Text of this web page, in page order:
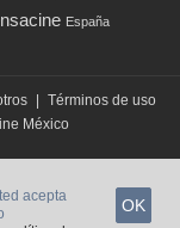
España
| Términos de uso
México
acepta
OK